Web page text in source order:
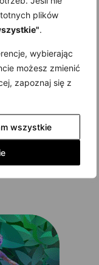
plików
.
wybierając
możesz zmienić
zapoznaj się z
wszystkie